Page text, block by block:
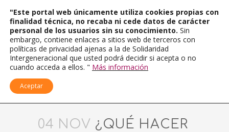
04 NOV ¿QUÉ HACER
"Este portal web únicamente utiliza cookies propias con
finalidad técnica, no recaba ni cede datos de carácter
personal de los usuarios sin su conocimiento. Sin
embargo, contiene enlaces a sitios web de terceros con
políticas de privacidad ajenas a la de Solidaridad
Intergeneracional que usted podrá decidir si acepta o no
cuando acceda a ellos. " Más información
Aceptar